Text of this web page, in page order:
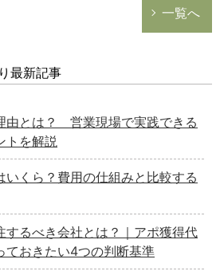
一覧へ
最新記事
由とは？ 営業現場で実践できる
トを解説
いくら？費用の仕組みと比較する
するべき会社とは？｜アポ獲得代
ておきたい4つの判断基準